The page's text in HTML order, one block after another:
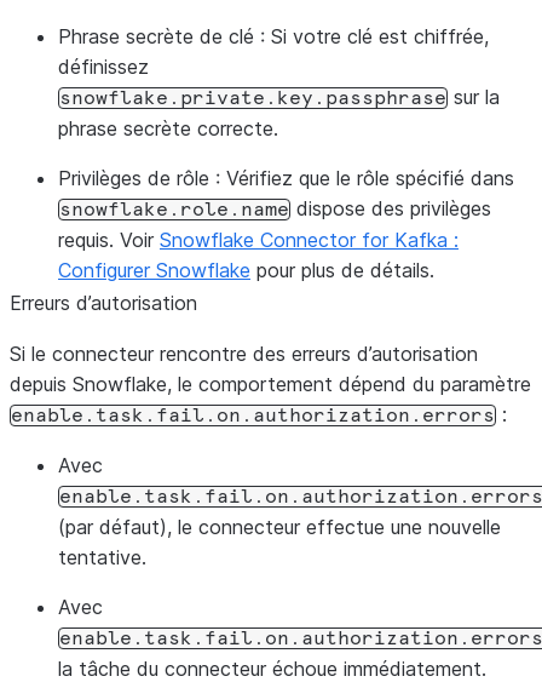
Phrase secrète de clé : Si votre clé est chiffrée,
définissez
snowflake.private.key.passphrase sur la
phrase secrète correcte.
Privilèges de rôle : Vérifiez que le rôle spécifié dans
snowflake.role.name dispose des privilèges
requis. Voir Snowflake Connector for Kafka :
Configurer Snowflake pour plus de détails.
Erreurs d’autorisation
Si le connecteur rencontre des erreurs d’autorisation
depuis Snowflake, le comportement dépend du paramètre
enable.task.fail.on.authorization.errors :
Avec
(par défaut), le connecteur effectue une nouvelle
tentative.
Avec
la tâche du connecteur échoue immédiatement.